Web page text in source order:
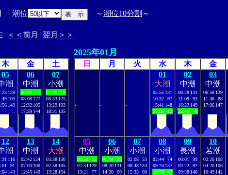
潮位 ～潮位10分割 ～
＜＜ 前月 翌月 ＞＞
木 金
土
05
潮
129
105
149
06
中潮
00:34
7
08:08 127
12:32 105
17:39 144
07
小潮
01:18
18
08:53 125
13:29 103
18:31 135
12
潮
116
91
143
13
中潮
02:42 124
07:03 100
12:45 149
14
大潮
03:38 130
07:58 105
13:28 154
2025年01月
日 月 火 水 木 金
. . .
01
大潮
05:55 131
10:32
97
15:41 148
23:09 -12
02
中潮
06:28 131
11:09
93
16:23 149
23:46
-8
03
中潮
06:58 129
11:48
88
17:06 147
05
中潮
00:58
15
07:54 129
13:21
77
06
小潮
01:34
33
08:20 131
14:20
69
07
小潮
02:08
53
08:48 134
15:33
60
08
小潮
02:44
74
09:20 137
16:59
47
09
長潮
00:01
99
03:22
92
09:58 140
10
若潮
02:20 108
04:20 106
10:49 142